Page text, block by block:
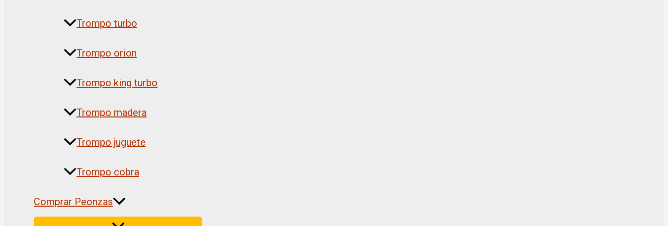
Trompo turbo
Trompo orion
Trompo king turbo
Trompo madera
Trompo juguete
Trompo cobra
Comprar Peonzas